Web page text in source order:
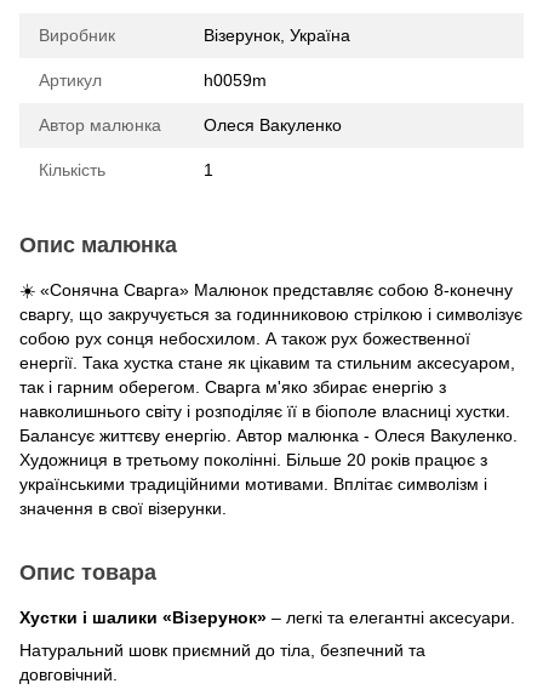
Виробник Візерунок, Україна
Артикул h0059m
Автор малюнка Олеся Вакуленко
Кількість 1
Опис малюнка
☀️ «Сонячна Сварга» Малюнок представляє собою 8-конечну
сваргу, що закручується за годинниковою стрілкою і символізує
собою рух сонця небосхилом. А також рух божественної
енергії. Така хустка стане як цікавим та стильним аксесуаром,
так і гарним оберегом. Сварга м'яко збирає енергію з
навколишнього світу і розподіляє її в біополе власниці хустки.
Балансує життєву енергію. Автор малюнка - Олеся Вакуленко.
Художниця в третьому поколінні. Більше 20 років працює з
українськими традиційними мотивами. Вплітає символізм і
значення в свої візерунки.
Опис товара
Хустки і шалики «Візерунок» – легкі та елегантні аксесуари.
Натуральний шовк приємний до тіла, безпечний та
довговічний.